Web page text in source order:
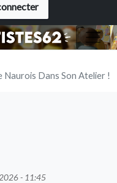
Naurois Dans Son Atelier !
- 11:45